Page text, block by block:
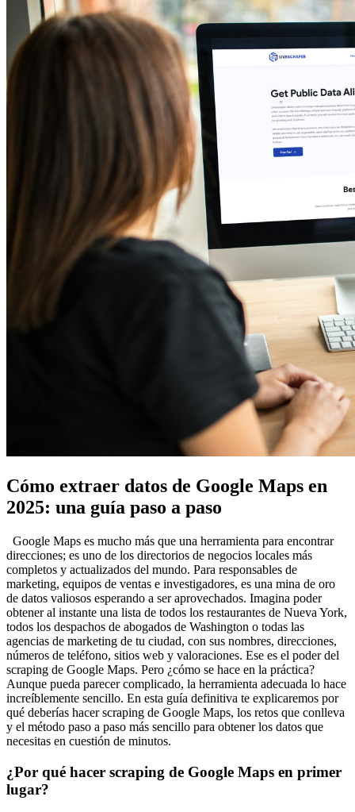
Cómo extraer datos de Google Maps en
2025: una guía paso a paso
Google Maps es mucho más que una herramienta para encontrar
direcciones; es uno de los directorios de negocios locales más
completos y actualizados del mundo. Para responsables de
marketing, equipos de ventas e investigadores, es una mina de oro
de datos valiosos esperando a ser aprovechados. Imagina poder
obtener al instante una lista de todos los restaurantes de Nueva York,
todos los despachos de abogados de Washington o todas las
agencias de marketing de tu ciudad, con sus nombres, direcciones,
números de teléfono, sitios web y valoraciones. Ese es el poder del
scraping de Google Maps. Pero ¿cómo se hace en la práctica?
Aunque pueda parecer complicado, la herramienta adecuada lo hace
increíblemente sencillo. En esta guía definitiva te explicaremos por
qué deberías hacer scraping de Google Maps, los retos que conlleva
y el método paso a paso más sencillo para obtener los datos que
necesitas en cuestión de minutos.
¿Por qué hacer scraping de Google Maps en primer
lugar?